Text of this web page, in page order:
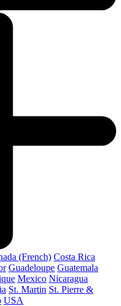
(French) Costa Rica
Guadeloupe Guatemala
Mexico Nicaragua
St. Martin St. Pierre &
USA